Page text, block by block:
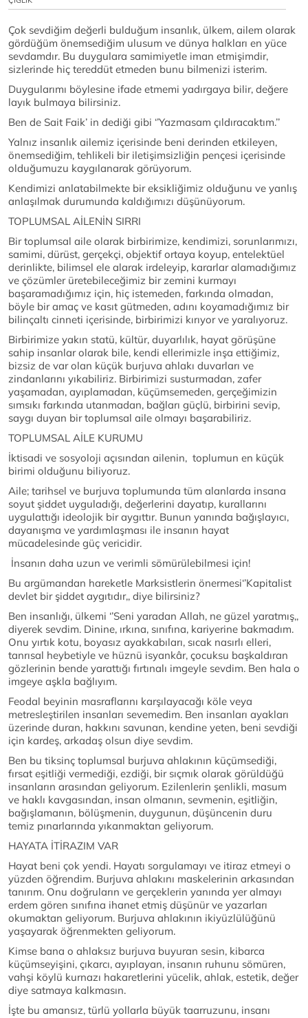
Çok sevdiğim değerli bulduğum insanlık, ülkem, ailem olarak
gördüğüm önemsediğim ulusum ve dünya halkları en yüce
sevdamdır. Bu duygulara samimiyetle iman etmişimdir,
sizlerinde hiç tereddüt etmeden bunu bilmenizi isterim.
Duygularımı böylesine ifade etmemi yadırgaya bilir, değere
layık bulmaya bilirsiniz.
Ben de Sait Faik’ in dediği gibi ‘’Yazmasam çıldıracaktım.’’
Yalnız insanlık ailemiz içerisinde beni derinden etkileyen,
önemsediğim, tehlikeli bir iletişimsizliğin pençesi içerisinde
olduğumuzu kaygılanarak görüyorum.
Kendimizi anlatabilmekte bir eksikliğimiz olduğunu ve yanlış
anlaşılmak durumunda kaldığımızı düşünüyorum.
TOPLUMSAL AİLENİN SIRRI
Bir toplumsal aile olarak birbirimize, kendimizi, sorunlarımızı,
samimi, dürüst, gerçekçi, objektif ortaya koyup, entelektüel
derinlikte, bilimsel ele alarak irdeleyip, kararlar alamadığımız
ve çözümler üretebileceğimiz bir zemini kurmayı
başaramadığımız için, hiç istemeden, farkında olmadan,
böyle bir amaç ve kasıt gütmeden, adını koyamadığımız bir
bilinçaltı cinneti içerisinde, birbirimizi kırıyor ve yaralıyoruz.
Birbirimize yakın statü, kültür, duyarlılık, hayat görüşüne
sahip insanlar olarak bile, kendi ellerimizle inşa ettiğimiz,
bizsiz de var olan küçük burjuva ahlakı duvarları ve
zindanlarını yıkabiliriz. Birbirimizi susturmadan, zafer
yaşamadan, ayıplamadan, küçümsemeden, gerçeğimizin
sımsıkı farkında utanmadan, bağları güçlü, birbirini sevip,
saygı duyan bir toplumsal aile olmayı başarabiliriz.
TOPLUMSAL AİLE KURUMU
İktisadi ve sosyoloji açısından ailenin, toplumun en küçük
birimi olduğunu biliyoruz.
Aile; tarihsel ve burjuva toplumunda tüm alanlarda insana
soyut şiddet uyguladığı, değerlerini dayatıp, kurallarını
uygulattığı ideolojik bir aygıttır. Bunun yanında bağışlayıcı,
dayanışma ve yardımlaşması ile insanın hayat
mücadelesinde güç vericidir.
İnsanın daha uzun ve verimli sömürülebilmesi için!
Bu argümandan hareketle Marksistlerin önermesi‘’Kapitalist
devlet bir şiddet aygıtıdır,, diye bilirsiniz?
Ben insanlığı, ülkemi ‘’Seni yaradan Allah, ne güzel yaratmış,,
diyerek sevdim. Dinine, ırkına, sınıfına, kariyerine bakmadım.
Onu yırtık kotu, boyasız ayakkabıları, sıcak nasırlı elleri,
tanrısal heybetiyle ve hüznü isyankâr, çocuksu başkaldıran
gözlerinin bende yarattığı fırtınalı imgeyle sevdim. Ben hala o
imgeye aşkla bağlıyım.
Feodal beyinin masraflarını karşılayacağı köle veya
metresleştirilen insanları sevemedim. Ben insanları ayakları
üzerinde duran, hakkını savunan, kendine yeten, beni sevdiği
için kardeş, arkadaş olsun diye sevdim.
Ben bu tiksinç toplumsal burjuva ahlakının küçümsediği,
fırsat eşitliği vermediği, ezdiği, bir sıçmık olarak görüldüğü
insanların arasından geliyorum. Ezilenlerin şenlikli, masum
ve haklı kavgasından, insan olmanın, sevmenin, eşitliğin,
bağışlamanın, bölüşmenin, duygunun, düşüncenin duru
temiz pınarlarında yıkanmaktan geliyorum.
HAYATA İTİRAZIM VAR
Hayat beni çok yendi. Hayatı sorgulamayı ve itiraz etmeyi o
yüzden öğrendim. Burjuva ahlakını maskelerinin arkasından
tanırım. Onu doğruların ve gerçeklerin yanında yer almayı
erdem gören sınıfına ihanet etmiş düşünür ve yazarları
okumaktan geliyorum. Burjuva ahlakının ikiyüzlülüğünü
yaşayarak öğrenmekten geliyorum.
Kimse bana o ahlaksız burjuva buyuran sesin, kibarca
küçümseyişini, çıkarcı, ayıplayan, insanın ruhunu sömüren,
vahşi köylü kurnazı hakaretlerini yücelik, ahlak, estetik, değer
diye satmaya kalkmasın.
İşte bu amansız, türlü yollarla büyük taarruzunu, insanı